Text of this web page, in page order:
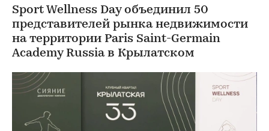
Sport Wellness Day объединил 50
представителей рынка недвижимости
на территории Paris Saint-Germain
Academy Russia в Крылатском